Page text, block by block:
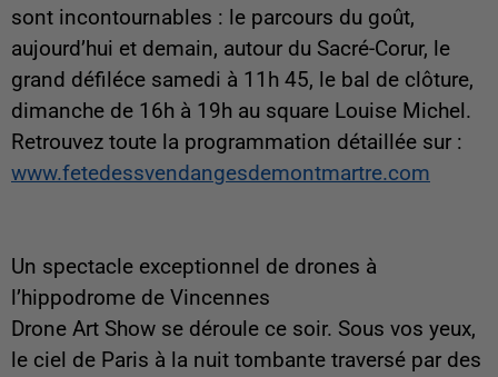
sont incontournables : le parcours du goût,
aujourd’hui et demain, autour du Sacré-Corur, le
grand défiléce samedi à 11h 45, le bal de clôture,
dimanche de 16h à 19h au square Louise Michel.
Retrouvez toute la programmation détaillée sur :
www.fetedessvendangesdemontmartre.com
Un spectacle exceptionnel de drones à
l’hippodrome de Vincennes
Drone Art Show se déroule ce soir. Sous vos yeux,
le ciel de Paris à la nuit tombante traversé par des